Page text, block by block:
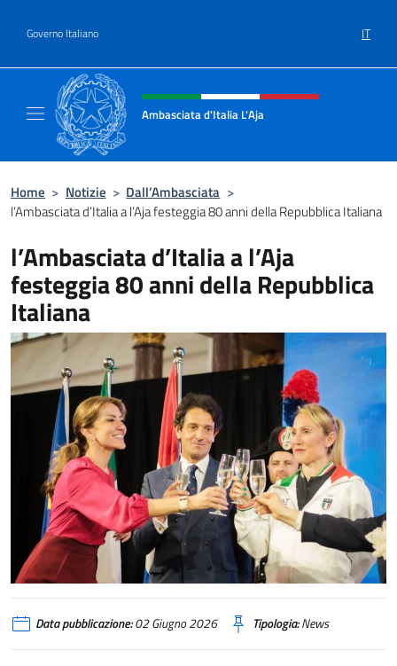
Governo Italiano IT
Intestazione sito, social e menù
Ambasciata d'Italia L'Aja
Home > Notizie > Dall’Ambasciata >
l’Ambasciata d’Italia a l’Aja festeggia 80 anni della Repubblica Italiana
l’Ambasciata d’Italia a l’Aja
festeggia 80 anni della Repubblica
Italiana
Data pubblicazione:02 Giugno 2026 Tipologia:News